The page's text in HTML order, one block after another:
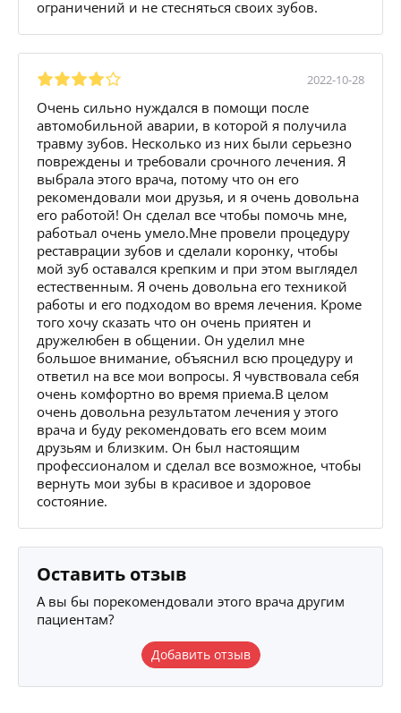
ограничений и не стесняться своих зубов.
2022-10-28
Очень сильно нуждался в помощи после
автомобильной аварии, в которой я получила
травму зубов. Несколько из них были серьезно
повреждены и требовали срочного лечения. Я
выбрала этого врача, потому что он его
рекомендовали мои друзья, и я очень довольна
его работой! Он сделал все чтобы помочь мне,
работьал очень умело.Мне провели процедуру
реставрации зубов и сделали коронку, чтобы
мой зуб оставался крепким и при этом выглядел
естественным. Я очень довольна его техникой
работы и его подходом во время лечения. Кроме
того хочу сказать что он очень приятен и
дружелюбен в общении. Он уделил мне
большое внимание, объяснил всю процедуру и
ответил на все мои вопросы. Я чувствовала себя
очень комфортно во время приема.В целом
очень довольна результатом лечения у этого
врача и буду рекомендовать его всем моим
друзьям и близким. Он был настоящим
профессионалом и сделал все возможное, чтобы
вернуть мои зубы в красивое и здоровое
состояние.
Оставить отзыв
А вы бы порекомендовали этого врача другим
пациентам?
Добавить отзыв